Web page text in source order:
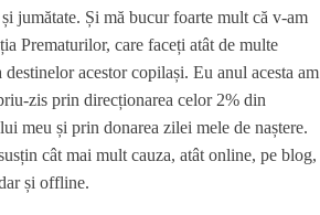
jumătate. Și mă bucur foarte mult că v-am
Prematurilor, care faceți atât de multe
acestor copilași. Eu anul acesta am
zis prin direcționarea celor 2% din
meu și prin donarea zilei mele de naștere.
cât mai mult cauza, atât online, pe blog,
și offline.